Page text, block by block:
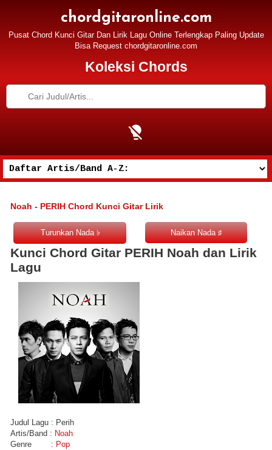
chordgitaronline.com
Pusat Chord Kunci Gitar Dan Lirik Lagu Online Terlengkap Paling Update
Bisa Request chordgitaronline.com
Koleksi Chords
Noah - PERIH Chord Kunci Gitar Lirik
Kunci Chord Gitar PERIH Noah dan Lirik
Lagu
Judul Lagu : Perih
Artis/Band : Noah
Genre : Pop